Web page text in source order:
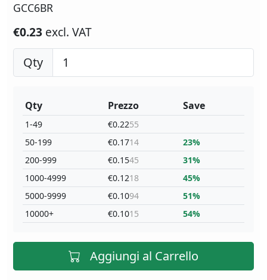
GCC6BR
€0.23 excl. VAT
Qty
Qty
1-49
50-199
200-999
1000-4999
5000-9999
10000+
Prezzo
€0.2255
€0.1714
€0.1545
€0.1218
€0.1094
€0.1015
Save
23%
31%
45%
51%
54%
Aggiungi al Carrello